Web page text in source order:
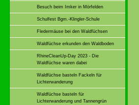
Besuch beim Imker in Mörfelden
Schulfest Bgm.-Klingler-Schule
Fledermäuse bei den Waldfüchsen
Waldfüchse erkunden den Waldboden
RhineCleanUp-Day 2023 - Die
Waldfüchse waren dabei
Waldfüchse basteln Fackeln für
Lichterwanderung
Waldfüchse basteln für
Lichterwanderung und Tannengrün